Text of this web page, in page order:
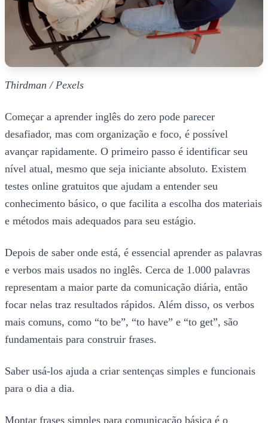
Thirdman / Pexels
Começar a aprender inglês do zero pode parecer
desafiador, mas com organização e foco, é possível
avançar rapidamente. O primeiro passo é identificar seu
nível atual, mesmo que seja iniciante absoluto. Existem
testes online gratuitos que ajudam a entender seu
conhecimento básico, o que facilita a escolha dos materiais
e métodos mais adequados para seu estágio.
Depois de saber onde está, é essencial aprender as palavras
e verbos mais usados no inglês. Cerca de 1.000 palavras
representam a maior parte da comunicação diária, então
focar nelas traz resultados rápidos. Além disso, os verbos
mais comuns, como “to be”, “to have” e “to get”, são
fundamentais para construir frases.
Saber usá-los ajuda a criar sentenças simples e funcionais
para o dia a dia.
Montar frases simples para comunicação básica é o